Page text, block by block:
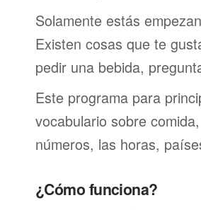
Solamente estás
Existen cosas que te
pedir una bebida,
Este programa para
vocabulario sobre
números, las horas,
¿Cómo funciona?